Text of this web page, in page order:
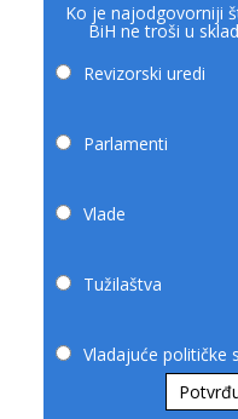
Ko je najodgovorniji
BiH ne troši u
Revizorski uredi
Parlamenti
Vlade
Tužilaštva
Vladajuće političke